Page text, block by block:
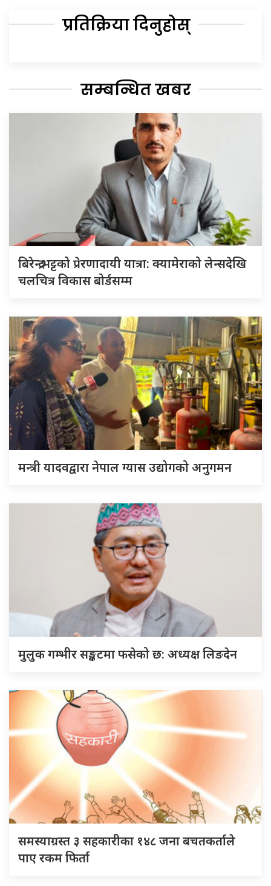
प्रतिक्रिया दिनुहोस्
सम्बन्धित खबर
बिरेन्द्र भट्टको प्रेरणादायी यात्रा: क्यामेराको लेन्सदेखि
चलचित्र विकास बोर्डसम्म
मन्त्री यादवद्वारा नेपाल ग्यास उद्योगको अनुगमन
मुलुक गम्भीर सङ्कटमा फसेको छ: अध्यक्ष लिङदेन
समस्याग्रस्त ३ सहकारीका १४८ जना बचतकर्ताले
पाए रकम फिर्ता